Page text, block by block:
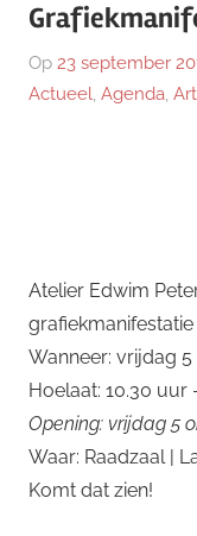
Op 23 september
Actueel, Agenda,
Atelier Edwim
Wanneer: vrijdag
Hoelaat: 10.30 uur
Opening: vrijdag 5
Waar: Raadzaal |
Komt dat zien!